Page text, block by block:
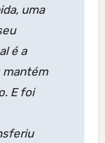
uma
é a
mantém
E foi